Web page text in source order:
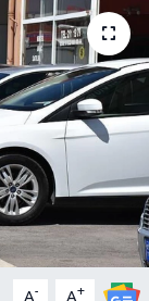
A- A+